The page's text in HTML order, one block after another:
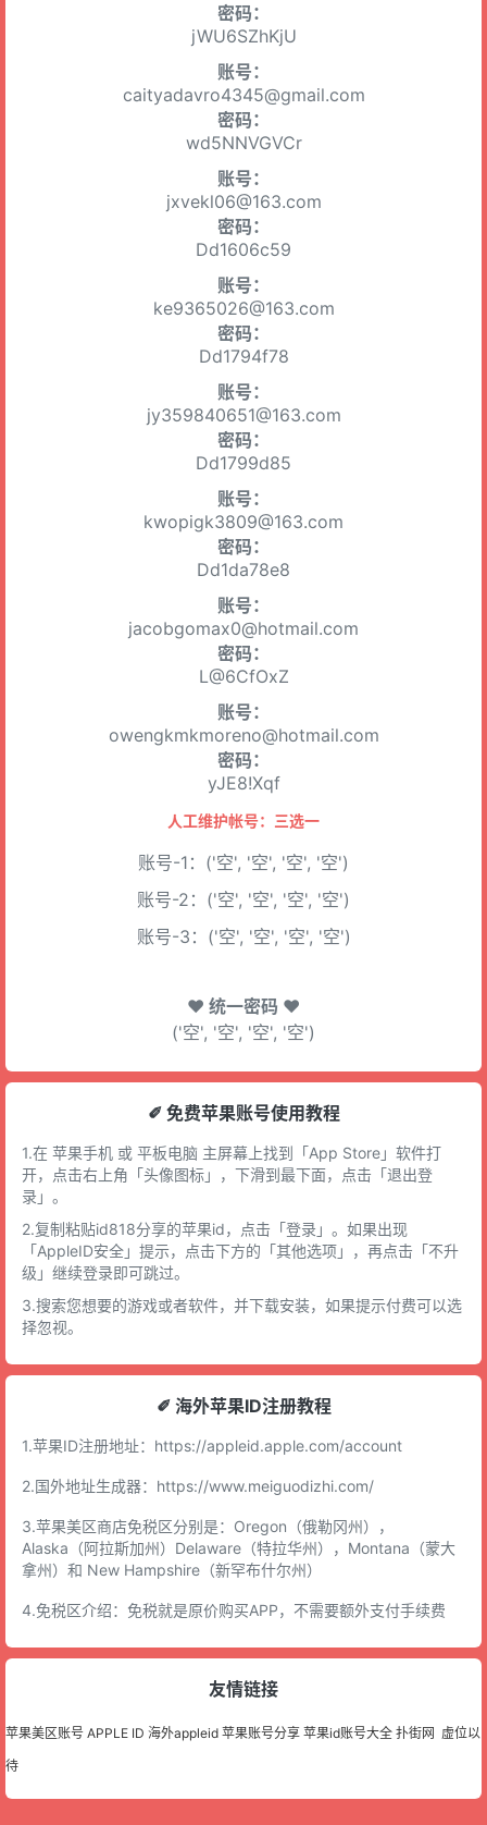
密码：
jWU6SZhKjU
账号：
caityadavro4345@gmail.com
密码：
wd5NNVGVCr
账号：
jxvekl06@163.com
密码：
Dd1606c59
账号：
ke9365026@163.com
密码：
Dd1794f78
账号：
jy359840651@163.com
密码：
Dd1799d85
账号：
kwopigk3809@163.com
密码：
Dd1da78e8
账号：
jacobgomax0@hotmail.com
密码：
L@6CfOxZ
账号：
owengkmkmoreno@hotmail.com
密码：
yJE8!Xqf
人工维护帐号：三选一
账号-1：('空', '空', '空', '空')
账号-2：('空', '空', '空', '空')
账号-3：('空', '空', '空', '空')
♥ 统一密码 ♥
('空', '空', '空', '空')
✐ 免费苹果账号使用教程
1.在 苹果手机 或 平板电脑 主屏幕上找到「App Store」软件打
开，点击右上角「头像图标」，下滑到最下面，点击「退出登
录」。
2.复制粘贴id818分享的苹果id，点击「登录」。如果出现
「AppleID安全」提示，点击下方的「其他选项」，再点击「不升
级」继续登录即可跳过。
3.搜索您想要的游戏或者软件，并下载安装，如果提示付费可以选
择忽视。
✐ 海外苹果ID注册教程
1.苹果ID注册地址： https://appleid.apple.com/account
2.国外地址生成器： https://www.meiguodizhi.com/
3.苹果美区商店免税区分别是：Oregon（俄勒冈州），
Alaska（阿拉斯加州）Delaware（特拉华州），Montana（蒙大
拿州）和 New Hampshire（新罕布什尔州）
4.免税区介绍：免税就是原价购买APP，不需要额外支付手续费
友情链接
苹果美区账号 APPLE ID 海外appleid 苹果账号分享 苹果id账号大全 扑街网 虚位以
待